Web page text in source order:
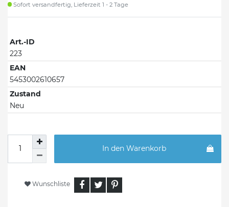
Sofort versandfertig, Lieferzeit 1 - 2 Tage
Art.-ID
223
EAN
5453002610657
Zustand
Neu
In den Warenkorb
Wunschliste